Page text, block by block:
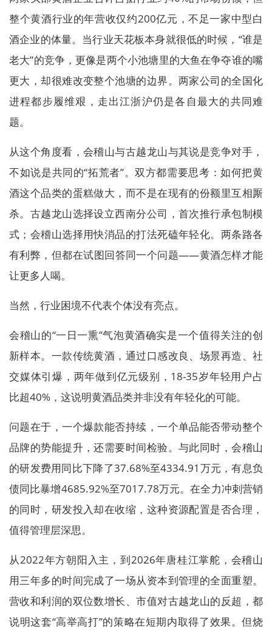
整个黄酒行业的年营收仅约200亿元，不足一家中型白
酒企业的体量。当行业天花板本身就很低的时候，“谁是
老大”的竞争，更像是两个小池塘里的大鱼在争夺谁的嘴
更大，却很难改变整个池塘的边界。两家公司的全国化
进程都步履维艰，走出江浙沪仍是各自最大的共同难
题。
从这个角度看，会稽山与古越龙山与其说是竞争对手，
不如说是共同的“拓荒者”。双方都需要思考：如何把黄
酒这个品类的蛋糕做大，而不是在现有的份额里互相厮
杀。古越龙山选择设立西南分公司，首次推行承包制模
式；会稽山选择用快消品的打法死磕年轻化。两条路各
有利弊，但都在试图回答同一个问题——黄酒怎样才能
让更多人喝。
当然，行业困境不代表个体没有亮点。
会稽山的“一日一熏”气泡黄酒确实是一个值得关注的创
新样本。一款传统黄酒，通过口感改良、场景再造、社
交媒体引爆，两年做到亿元级别，18-35岁年轻用户占
比超40%，这说明黄酒品类并非没有年轻化的可能。
问题在于，一个爆款能否持续，一个单品能否带动整个
品牌的势能提升，还需要时间检验。与此同时，会稽山
的研发费用同比下降了37.68%至4334.91万元，有息负
债同比暴增4685.92%至7017.78万元。在全力冲刺营销
的同时，研发投入却在收缩，这种资源配置是否合理，
值得管理层深思。
从2022年方朝阳入主，到2026年唐桂江掌舵，会稽山
用三年多的时间完成了一场从资本到管理的全面重塑。
营收和利润的双位数增长、市值对古越龙山的反超，都
说明这套“高举高打”的策略在短期内取得了效果。但烧